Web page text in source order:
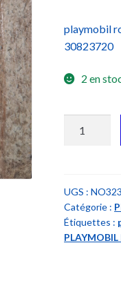
playmobil
30823720
2 en
roue
moto
blanche
UGS :
Catégorie :
Étiquettes :
PLAYMOBIL